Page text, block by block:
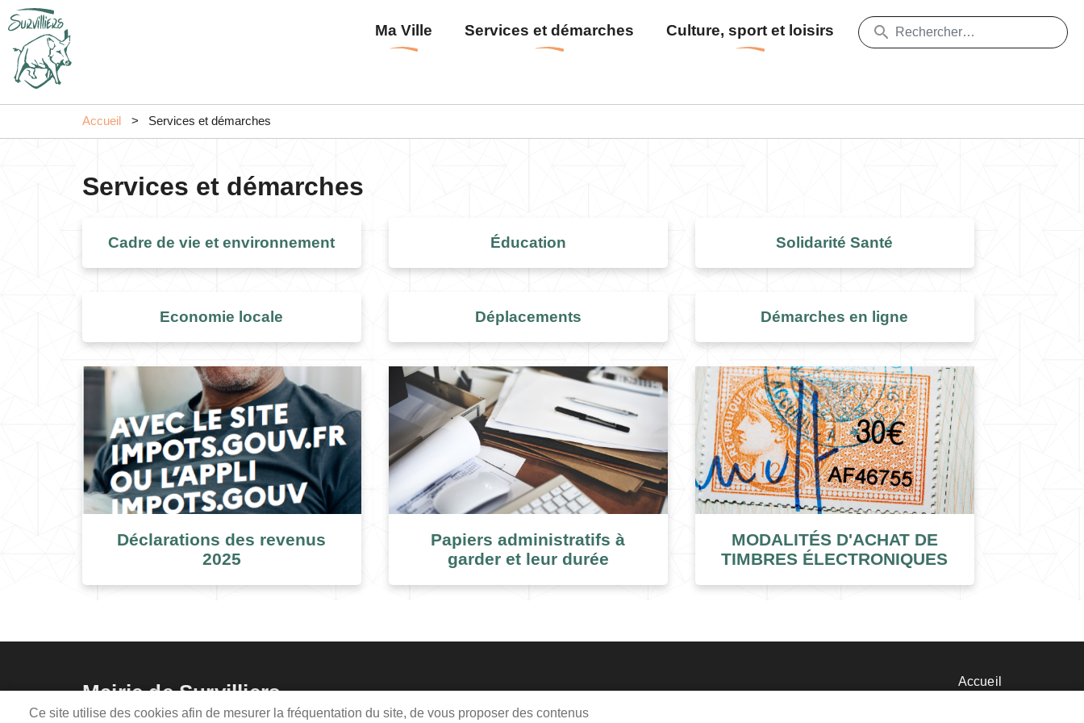
au
contenu
Menu
principal
Ma Ville Services et démarches Culture, sport et loisirs
Accueil Services et démarches
Services et démarches
Cadre de vie et environnement Éducation Solidarité Santé
Economie locale Déplacements Démarches en ligne
Déclarations des revenus
2025
Papiers administratifs à
garder et leur durée
MODALITÉS D'ACHAT DE
TIMBRES ÉLECTRONIQUES
Ce site utilise des cookies afin de mesurer la fréquentation du site, de vous proposer des contenus
Mairie de Survilliers
Menu
Accueil